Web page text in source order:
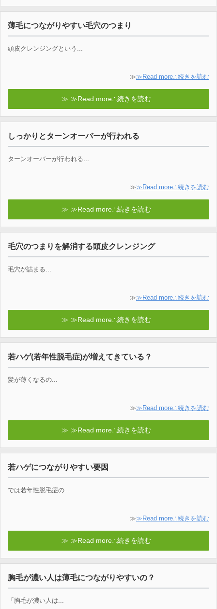
薄毛につながりやすい毛穴のつまり
頭皮クレンジングという...
≫≫Read more∴続きを読む
≫Read more∴続きを読む
しっかりとターンオーバーが行われる
ターンオーバーが行われる...
≫≫Read more∴続きを読む
≫Read more∴続きを読む
毛穴のつまりを解消する頭皮クレンジング
毛穴が詰まる...
≫≫Read more∴続きを読む
≫Read more∴続きを読む
若ハゲ(若年性脱毛症)が増えてきている？
髪が薄くなるの...
≫≫Read more∴続きを読む
≫Read more∴続きを読む
若ハゲにつながりやすい要因
では若年性脱毛症の...
≫≫Read more∴続きを読む
≫Read more∴続きを読む
胸毛が濃い人は薄毛につながりやすいの？
「胸毛が濃い人は...